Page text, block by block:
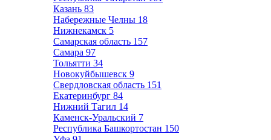
Казань 83
Набережные Челны 18
Нижнекамск 5
Самарская область 157
Самара 97
Тольятти 34
Новокуйбышевск 9
Свердловская область 151
Екатеринбург 84
Нижний Тагил 14
Каменск-Уральский 7
Республика Башкортостан 150